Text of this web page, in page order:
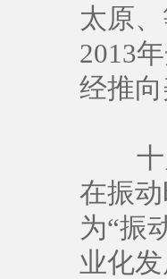
太原
2013
经推
十几
在振
为“振
业化